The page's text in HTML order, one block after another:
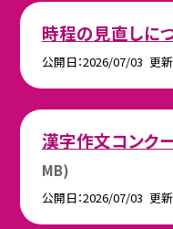
時程の見直しに
公開日 2026/07/03 更
漢字作文コンク
MB)
公開日 2026/07/03 更